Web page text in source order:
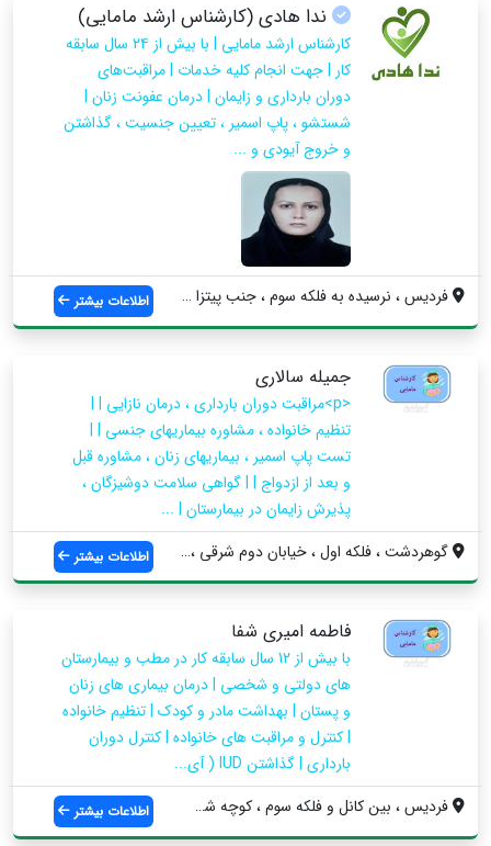
ندا هادی (کارشناس ارشد مامایی)
کارشناس ارشد مامایی | با بیش از ۲۴ سال سابقه
کار | جهت انجام کلیه خدمات | مراقبت‌های
دوران بارداری و زایمان | درمان عفونت زنان |
شستشو ، پاپ اسمیر ، تعیین جنسیت ، گذاشتن
و خروج آیودی و ...
فردیس ، نرسیده به فلکه سوم ، جنب پیتزا خ... اطلاعات بیشتر
جمیله سالاری
<p>مراقبت دوران بارداری ، درمان نازایی | |
تنظیم خانواده ، مشاوره بیماریهای جنسی | |
تست پاپ اسمیر ، بیماریهای زنان ، مشاوره قبل
و بعد از ازدواج | | گواهی سلامت دوشیزگان ،
پذیرش زایمان در بیمارستان | ...
گوهردشت ، فلکه اول ، خیابان دوم شرقی ، ا...
اطلاعات بیشتر
فاطمه امیری شفا
با بیش از 12 سال سابقه کار در مطب و بیمارستان
های دولتی و شخصی | درمان بیماری های زنان
و پستان | بهداشت مادر و کودک | تنظیم خانواده
| کنترل و مراقبت های خانواده | کنترل دوران
بارداری | گذاشتن IUD ( آی...
فردیس ، بین کانل و فلکه سوم ، کوچه شش مت...
اطلاعات بیشتر